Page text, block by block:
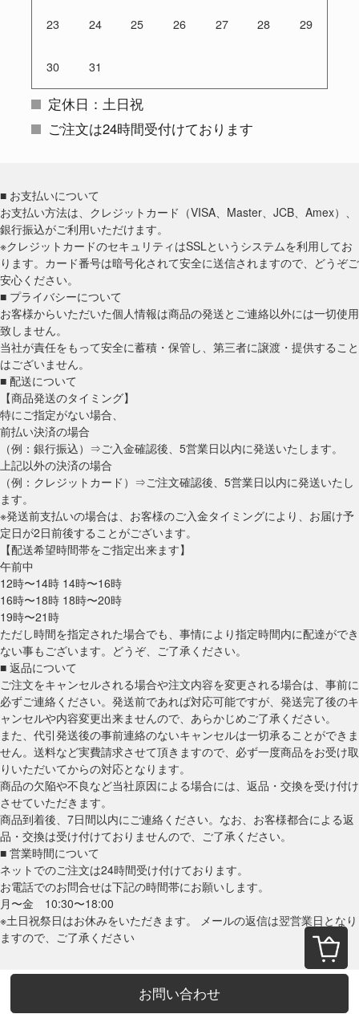
お問い合わせ
23 24 25 26 27 28 29
30 31
定休日：土日祝
ご注文は24時間受付けております
■ お支払いについて
お支払い方法は、クレジットカード（VISA、Master、JCB、Amex）、
銀行振込がご利用いただけます。
※クレジットカードのセキュリティはSSLというシステムを利用してお
ります。カード番号は暗号化されて安全に送信されますので、どうぞご
安心ください。
■ プライバシーについて
お客様からいただいた個人情報は商品の発送とご連絡以外には一切使用
致しません。
当社が責任をもって安全に蓄積・保管し、第三者に譲渡・提供すること
はございません。
■ 配送について
【商品発送のタイミング】
特にご指定がない場合、
前払い決済の場合
（例：銀行振込）⇒ご入金確認後、5営業日以内に発送いたします。
上記以外の決済の場合
（例：クレジットカード）⇒ご注文確認後、5営業日以内に発送いたし
ます。
※発送前支払いの場合は、お客様のご入金タイミングにより、お届け予
定日が2日前後することがございます。
【配送希望時間帯をご指定出来ます】
午前中
12時〜14時 14時〜16時
16時〜18時 18時〜20時
19時〜21時
ただし時間を指定された場合でも、事情により指定時間内に配達ができ
ない事もございます。どうぞ、ご了承ください。
■ 返品について
ご注文をキャンセルされる場合や注文内容を変更される場合は、事前に
必ずご連絡ください。発送前であれば対応可能ですが、発送完了後のキ
ャンセルや内容変更出来ませんので、あらかじめご了承ください。
また、代引発送後の事前連絡のないキャンセルは一切承ることができま
せん。送料など実費請求させて頂きますので、必ず一度商品をお受け取
りいただいてからの対応となります。
商品の欠陥や不良など当社原因による場合には、返品・交換を受け付け
させていただきます。
商品到着後、7日間以内にご連絡ください。なお、お客様都合による返
品・交換は受け付けておりませんので、ご了承ください。
■ 営業時間について
ネットでのご注文は24時間受け付けております。
お電話でのお問合せは下記の時間帯にお願いします。
月〜金 10:30〜18:00
※土日祝祭日はお休みをいただきます。 メールの返信は翌営業日となり
ますので、ご了承ください